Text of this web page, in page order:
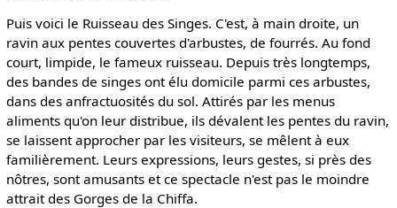
Puis voici le Ruisseau des Singes. C'est, à main droite, un
ravin aux pentes couvertes d'arbustes, de fourrés. Au fond
court, limpide, le fameux ruisseau. Depuis très longtemps,
des bandes de singes ont élu domicile parmi ces arbustes,
dans des anfractuosités du sol. Attirés par les menus
aliments qu'on leur distribue, ils dévalent les pentes du ravin,
se laissent approcher par les visiteurs, se mêlent à eux
familièrement. Leurs expressions, leurs gestes, si près des
nôtres, sont amusants et ce spectacle n'est pas le moindre
attrait des Gorges de la Chiffa.